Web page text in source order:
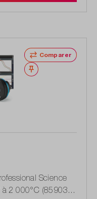
Comparer
Noter
Science
2 000°C (85903-